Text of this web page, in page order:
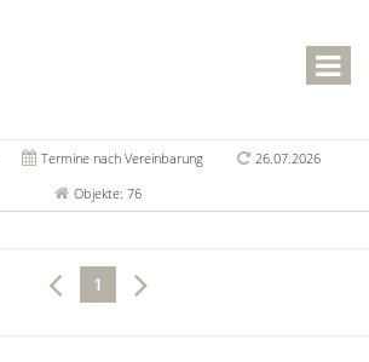
Termine nach Vereinbarung
26.07.2026
Objekte: 76
1